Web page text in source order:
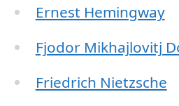
Ernest Hemingway
Fjodor Mikhajlovitj
Friedrich Nietzsche